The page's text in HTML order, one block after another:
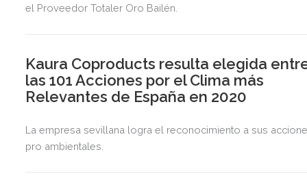
el Proveedor Totaler Oro Bailén.
Kaura Coproducts resulta elegida
las 101 Acciones por el Clima más
Relevantes de España en 2020
La empresa sevillana logra el reconocimiento a sus
pro ambientales.